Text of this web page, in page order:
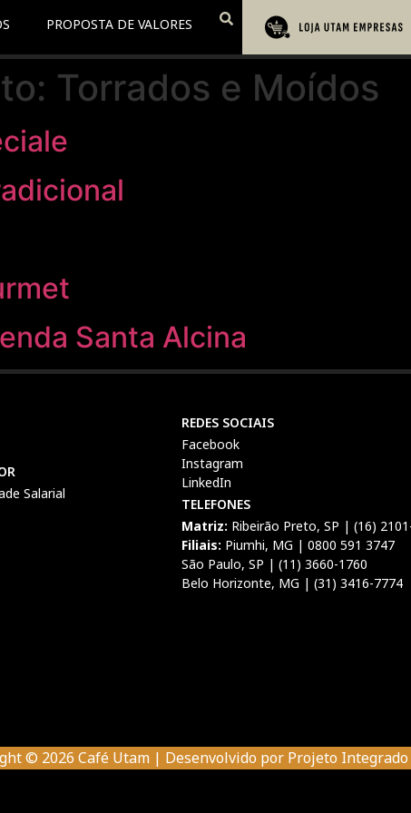
PROPOSTA DE VALORES
Torrados e Moídos
Santa Alcina
Salarial
REDES SOCIAIS
Facebook
Instagram
LinkedIn
TELEFONES
Matriz: Ribeirão Preto, SP | (16)
Filiais: Piumhi, MG | 0800 591 3747
São Paulo, SP | (11) 3660-1760
Belo Horizonte, MG | (31) 3416-7774
© 2026 Café Utam | Desenvolvido por Projeto Integrado